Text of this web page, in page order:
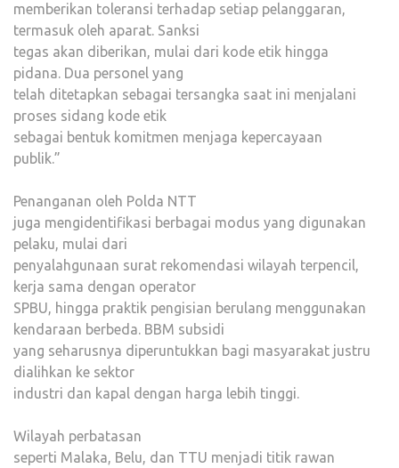
memberikan toleransi terhadap setiap pelanggaran,
termasuk oleh aparat. Sanksi
tegas akan diberikan, mulai dari kode etik hingga
pidana. Dua personel yang
telah ditetapkan sebagai tersangka saat ini menjalani
proses sidang kode etik
sebagai bentuk komitmen menjaga kepercayaan
publik.”
Penanganan oleh Polda NTT
juga mengidentifikasi berbagai modus yang digunakan
pelaku, mulai dari
penyalahgunaan surat rekomendasi wilayah terpencil,
kerja sama dengan operator
SPBU, hingga praktik pengisian berulang menggunakan
kendaraan berbeda. BBM subsidi
yang seharusnya diperuntukkan bagi masyarakat justru
dialihkan ke sektor
industri dan kapal dengan harga lebih tinggi.
Wilayah perbatasan
seperti Malaka, Belu, dan TTU menjadi titik rawan